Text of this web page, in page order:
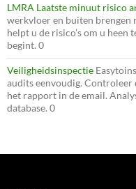
LMRA Laatste minuut risico
werkvloer en buiten brengen
helpt u de risico’s om u
begint. 0
Veiligheidsinspectie
audits eenvoudig. Controleer
het rapport in de email.
database. 0